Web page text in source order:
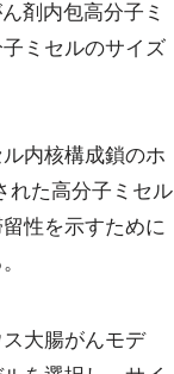
剤内包高分子ミ
ミセルのサイズ
内核構成鎖のホ
れた高分子ミセル
性を示すために
大腸がんモデ